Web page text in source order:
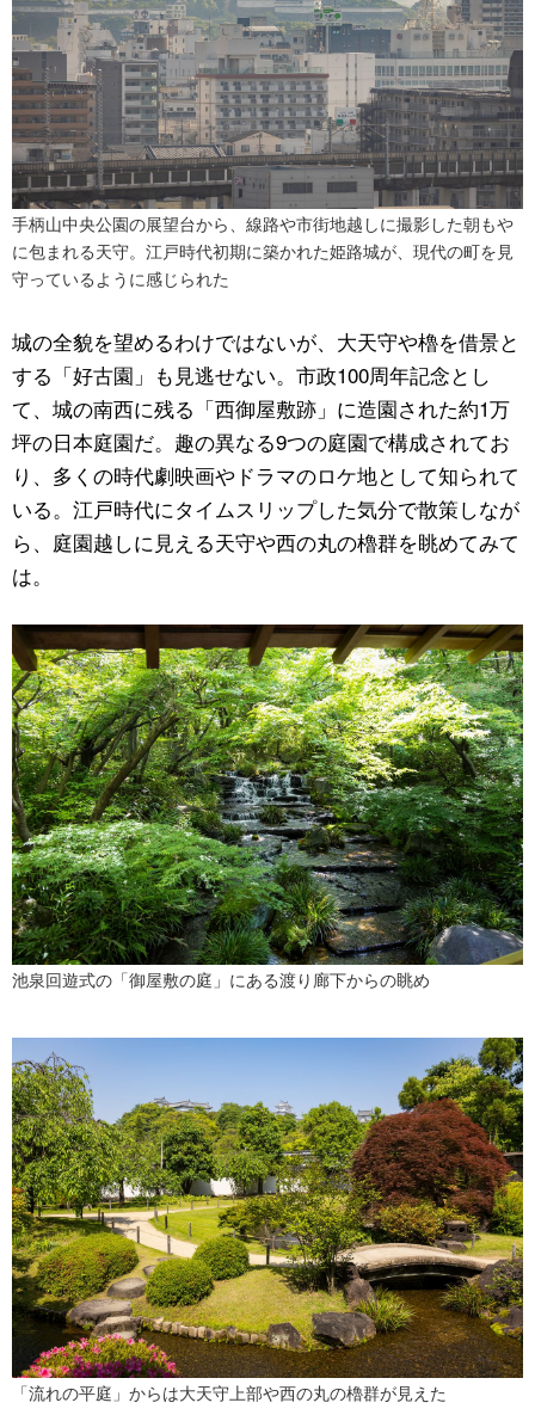
手柄山中央公園の展望台から、線路や市街地越しに撮影した朝もや
に包まれる天守。江戸時代初期に築かれた姫路城が、現代の町を見
守っているように感じられた
城の全貌を望めるわけではないが、大天守や櫓を借景と
する「好古園」も見逃せない。市政100周年記念とし
て、城の南西に残る「西御屋敷跡」に造園された約1万
坪の日本庭園だ。趣の異なる9つの庭園で構成されてお
り、多くの時代劇映画やドラマのロケ地として知られて
いる。江戸時代にタイムスリップした気分で散策しなが
ら、庭園越しに見える天守や西の丸の櫓群を眺めてみて
は。
池泉回遊式の「御屋敷の庭」にある渡り廊下からの眺め
「流れの平庭」からは大天守上部や西の丸の櫓群が見えた